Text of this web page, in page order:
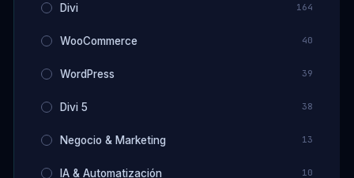
Divi 164
WooCommerce 40
WordPress 39
Divi 5 38
Negocio & Marketing 13
IA & Automatización 10